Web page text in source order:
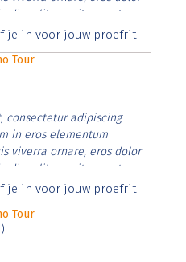
diam libero vitae erat.
cursus id rutrum lorem
je in voor jouw proefrit
Tour
consectetur adipiscing
in eros elementum
viverra ornare, eros dolor
diam libero vitae erat.
cursus id rutrum lorem
je in voor jouw proefrit
Tour